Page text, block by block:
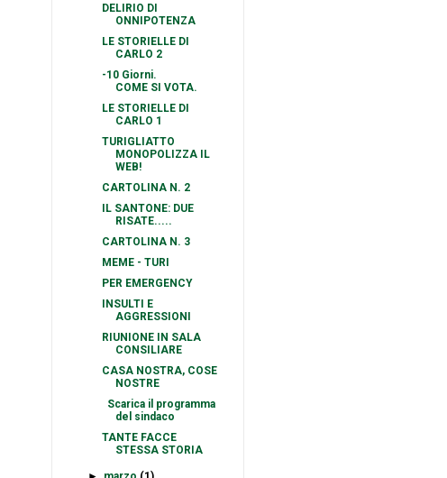
DELIRIO DI
ONNIPOTENZA
LE STORIELLE DI
CARLO 2
-10 Giorni.
COME SI VOTA.
LE STORIELLE DI
CARLO 1
TURIGLIATTO
MONOPOLIZZA IL
WEB!
CARTOLINA N. 2
IL SANTONE: DUE
RISATE.....
CARTOLINA N. 3
MEME - TURI
PER EMERGENCY
INSULTI E
AGGRESSIONI
RIUNIONE IN SALA
CONSILIARE
CASA NOSTRA, COSE
NOSTRE
Scarica il programma
del sindaco
TANTE FACCE
STESSA STORIA